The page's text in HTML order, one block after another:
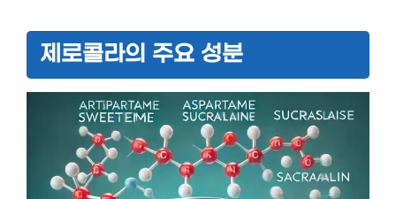
제로콜라의 주요 성분